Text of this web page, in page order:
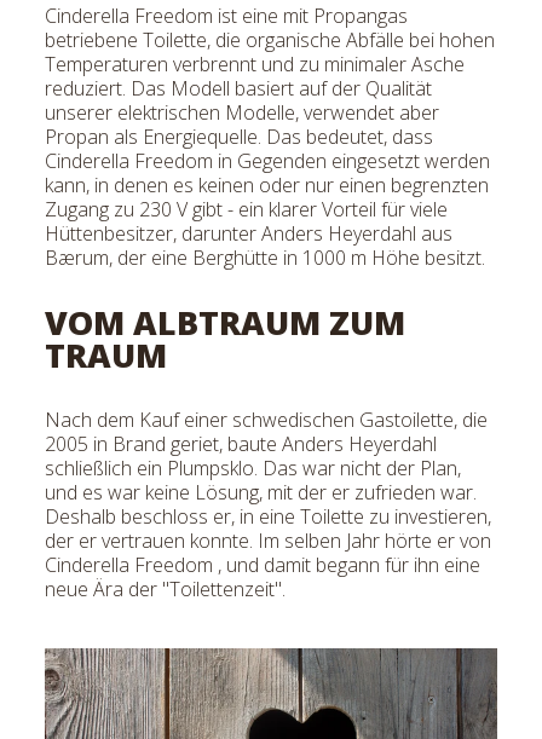
Cinderella Freedom ist eine mit Propangas
betriebene Toilette, die organische Abfälle bei hohen
Temperaturen verbrennt und zu minimaler Asche
reduziert. Das Modell basiert auf der Qualität
unserer elektrischen Modelle, verwendet aber
Propan als Energiequelle. Das bedeutet, dass
Cinderella Freedom in Gegenden eingesetzt werden
kann, in denen es keinen oder nur einen begrenzten
Zugang zu 230 V gibt - ein klarer Vorteil für viele
Hüttenbesitzer, darunter Anders Heyerdahl aus
Bærum, der eine Berghütte in 1000 m Höhe besitzt.
VOM ALBTRAUM ZUM
TRAUM
Nach dem Kauf einer schwedischen Gastoilette, die
2005 in Brand geriet, baute Anders Heyerdahl
schließlich ein Plumpsklo. Das war nicht der Plan,
und es war keine Lösung, mit der er zufrieden war.
Deshalb beschloss er, in eine Toilette zu investieren,
der er vertrauen konnte. Im selben Jahr hörte er von
Cinderella Freedom , und damit begann für ihn eine
neue Ära der "Toilettenzeit".